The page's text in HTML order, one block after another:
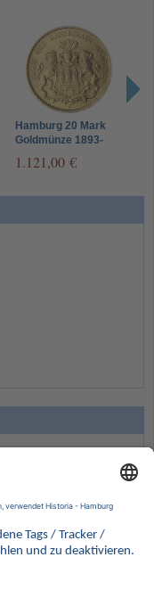
Hamburg 20 Mark
Goldmünze 1893-
Jäger 212
1.121,00 €